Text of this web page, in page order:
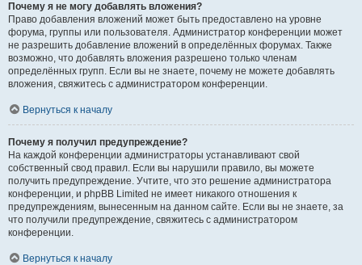
Почему я не могу добавлять вложения?
Право добавления вложений может быть предоставлено на уровне
форума, группы или пользователя. Администратор конференции может
не разрешить добавление вложений в определённых форумах. Также
возможно, что добавлять вложения разрешено только членам
определённых групп. Если вы не знаете, почему не можете добавлять
вложения, свяжитесь с администратором конференции.
Вернуться к началу
Почему я получил предупреждение?
На каждой конференции администраторы устанавливают свой
собственный свод правил. Если вы нарушили правило, вы можете
получить предупреждение. Учтите, что это решение администратора
конференции, и phpBB Limited не имеет никакого отношения к
предупреждениям, вынесенным на данном сайте. Если вы не знаете, за
что получили предупреждение, свяжитесь с администратором
конференции.
Вернуться к началу